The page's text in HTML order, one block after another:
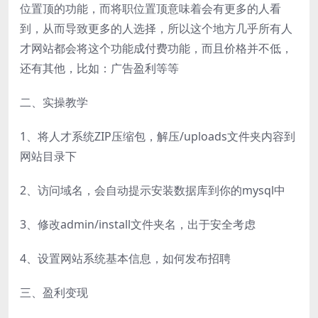
位置顶的功能，而将职位置顶意味着会有更多的人看
到，从而导致更多的人选择，所以这个地方几乎所有人
才网站都会将这个功能成付费功能，而且价格并不低，
还有其他，比如：广告盈利等等
二、实操教学
1、将人才系统ZIP压缩包，解压/uploads文件夹内容到
网站目录下
2、访问域名，会自动提示安装数据库到你的mysql中
3、修改admin/install文件夹名，出于安全考虑
4、设置网站系统基本信息，如何发布招聘
三、盈利变现